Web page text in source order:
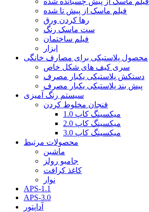
فیلم ماسک از پیش تا شده
رها کردن ورق
ست ماسک رنگ
فیلم ساختمان
ابزار
محصول پلاستیکی برای مصارف خانگی
سری کیف های شکل خاص
دستکش پلاستیکی یکبار مصرف
پیش بند پلاستیکی یکبار مصرف
سیستم رنگ آمیزی
فنجان مخلوط کردن
میکسینگ کاپ 1.0
میکسینگ کاپ 2.0
میکسینگ کاپ 3.0
محصولات مرتبط
ماشین
جامبو رولز
کاغذ کرافت
نوار
APS-1.1
APS-3.0
آداپتور